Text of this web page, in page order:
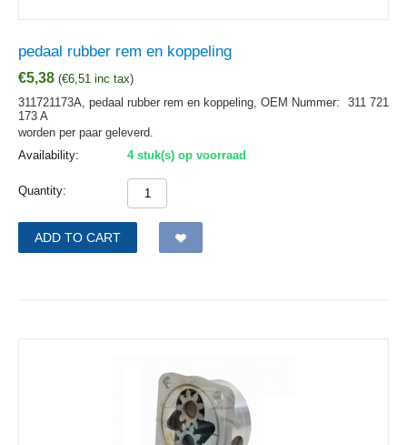
pedaal rubber rem en koppeling
€5,38 (€6,51 inc tax)
311721173A, pedaal rubber rem en koppeling, OEM Nummer:
311 721
173 A
worden per paar geleverd.
Availability:
4 stuk(s) op voorraad
Quantity:
ADD TO CART